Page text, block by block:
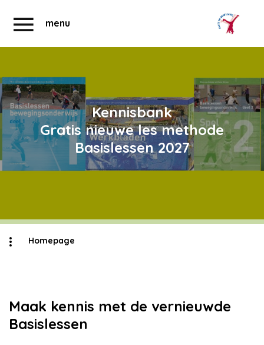
menu
Abonnementen
Kennisbank
Gratis nieuwe les methode
Basislessen 2027
Homepage
Maak kennis met de vernieuwde
Basislessen